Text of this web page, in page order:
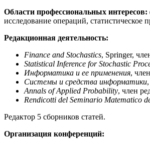
Области профессиональных интересов:
исследование операций,
Редакционная деятельность:
Finance and Stochastics, Springer,
Statistical Inference for Stochastic
Информатика и ее применения,
Системы и средства информатики
Annals of Applied Probability, член
Rendicotti del Seminario Matematico
Редактор 5 сборников статей.
Организация конференций: